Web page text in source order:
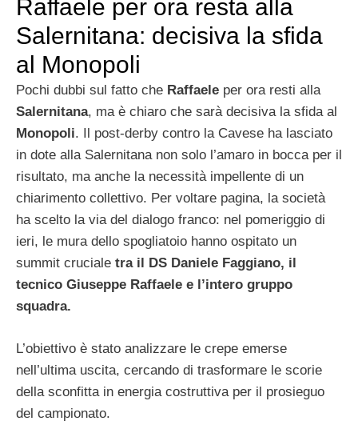
Raffaele per ora resta alla
Salernitana: decisiva la sfida
al Monopoli
Pochi dubbi sul fatto che Raffaele per ora resti alla
Salernitana, ma è chiaro che sarà decisiva la sfida al
Monopoli. Il post-derby contro la Cavese ha lasciato
in dote alla Salernitana non solo l’amaro in bocca per il
risultato, ma anche la necessità impellente di un
chiarimento collettivo. Per voltare pagina, la società
ha scelto la via del dialogo franco: nel pomeriggio di
ieri, le mura dello spogliatoio hanno ospitato un
summit cruciale tra il DS Daniele Faggiano, il
tecnico Giuseppe Raffaele e l’intero gruppo
squadra.
L’obiettivo è stato analizzare le crepe emerse
nell’ultima uscita, cercando di trasformare le scorie
della sconfitta in energia costruttiva per il prosieguo
del campionato.